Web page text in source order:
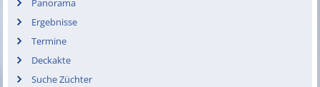
Panorama
Ergebnisse
Termine
Deckakte
Suche Züchter